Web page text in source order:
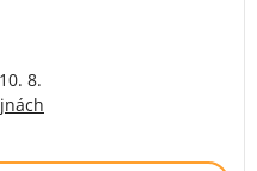
8.